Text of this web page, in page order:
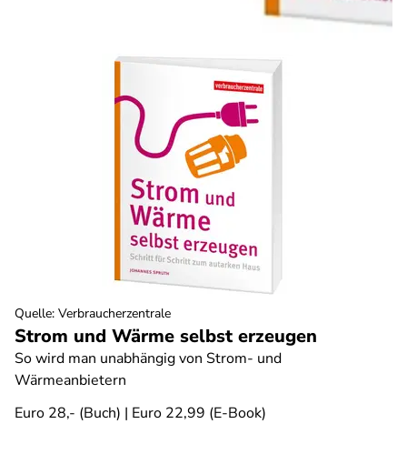
Strom und Wärme selbst erzeugen
So wird man unabhängig von Strom- und
Wärmeanbietern
Euro 28,- (Buch) | Euro 22,99 (E-Book)
Quelle: Verbraucherzentrale